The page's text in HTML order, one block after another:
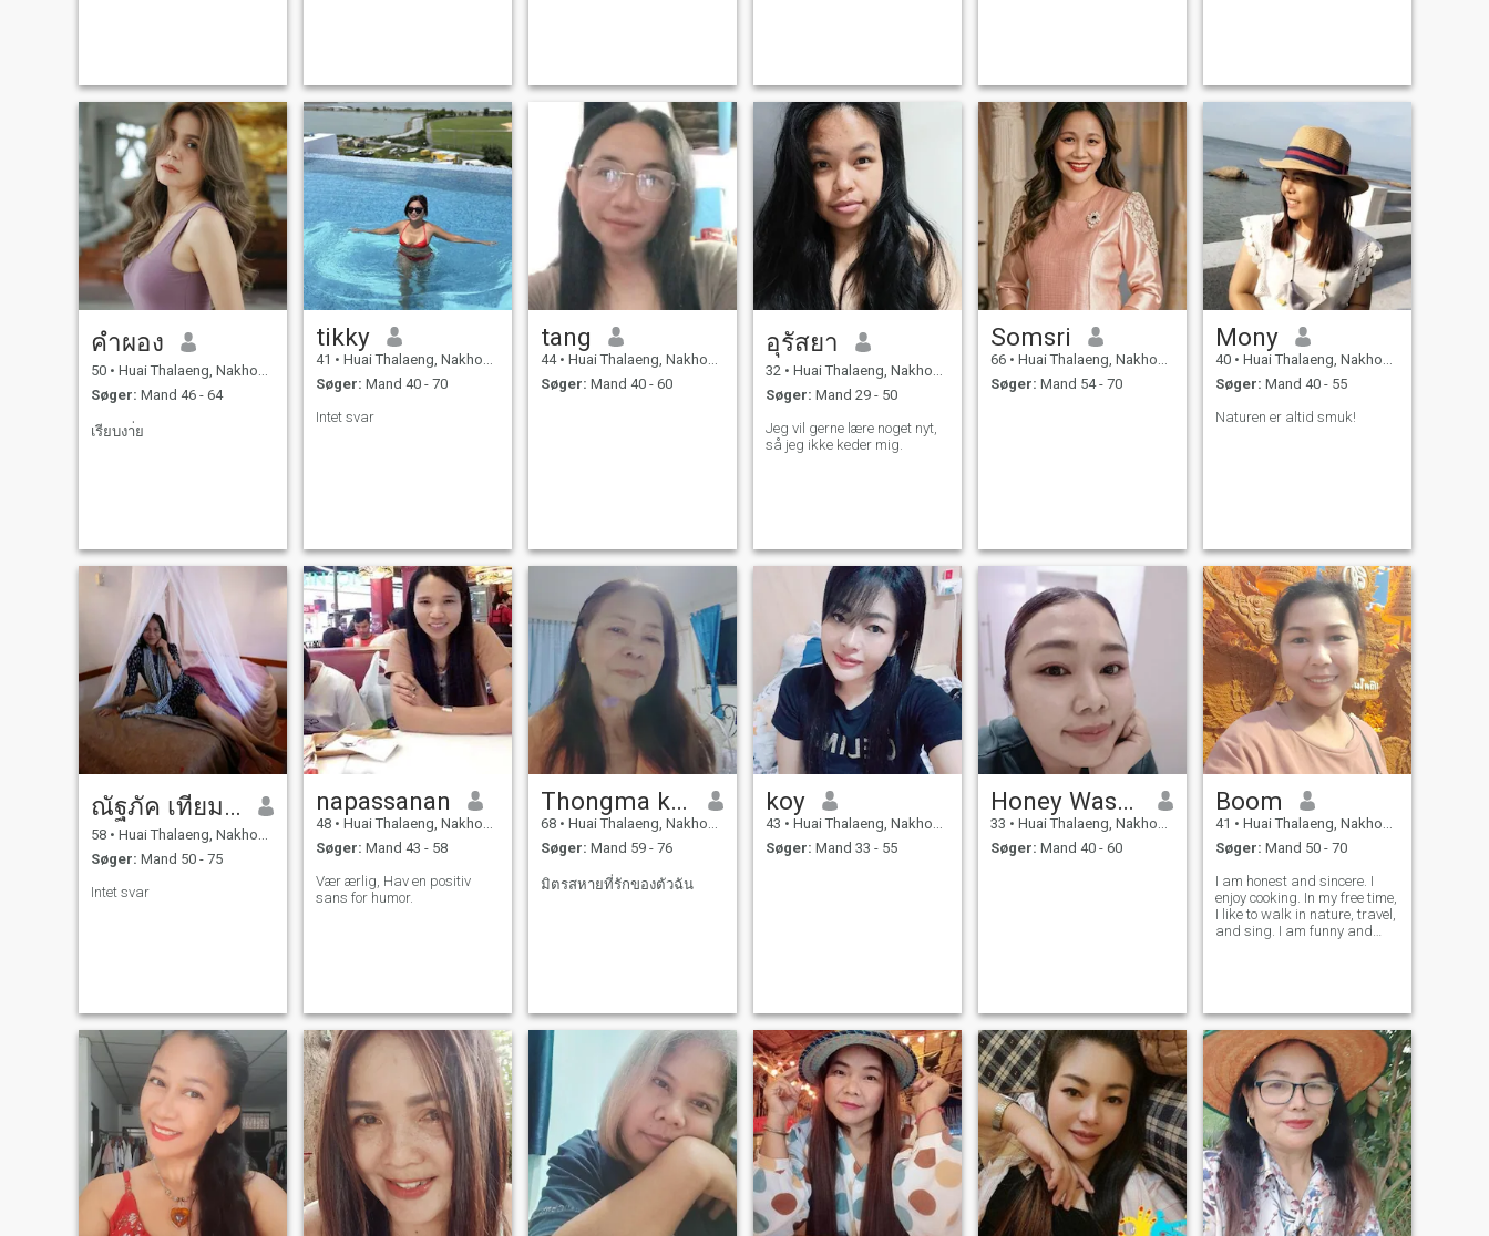
คำผอง
50 • Huai Thalaeng, Nakhon Ratchasima, Thailand
Søger: Mand 46 - 64
เรียบงา่ย
tikky
41 • Huai Thalaeng, Nakhon Ratchasima, Thailand
Søger: Mand 40 - 70
Intet svar
tang
44 • Huai Thalaeng, Nakhon Ratchasima, Thailand
Søger: Mand 40 - 60
อุรัสยา
32 • Huai Thalaeng, Nakhon Ratchasima, Thailand
Søger: Mand 29 - 50
Jeg vil gerne lære noget nyt,
så jeg ikke keder mig.
Somsri
66 • Huai Thalaeng, Nakhon Ratchasima, Thailand
Søger: Mand 54 - 70
Mony
40 • Huai Thalaeng, Nakhon Ratchasima, Thailand
Søger: Mand 40 - 55
Naturen er altid smuk!
ณัฐภัค เทียมทะนง
58 • Huai Thalaeng, Nakhon Ratchasima, Thailand
Søger: Mand 50 - 75
Intet svar
napassanan
48 • Huai Thalaeng, Nakhon Ratchasima, Thailand
Søger: Mand 43 - 58
Vær ærlig, Hav en positiv
sans for humor.
Thongma khongsanit
68 • Huai Thalaeng, Nakhon Ratchasima, Thailand
Søger: Mand 59 - 76
มิตรสหายที่รักของตัวฉัน
koy
43 • Huai Thalaeng, Nakhon Ratchasima, Thailand
Søger: Mand 33 - 55
Honey Wassamon
33 • Huai Thalaeng, Nakhon Ratchasima, Thailand
Søger: Mand 40 - 60
Boom
41 • Huai Thalaeng, Nakhon Ratchasima, Thailand
Søger: Mand 50 - 70
I am honest and sincere. I
enjoy cooking. In my free time,
I like to walk in nature, travel,
and sing. I am funny and